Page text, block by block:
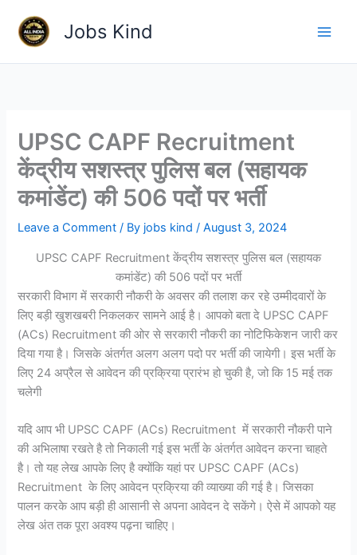
content
Jobs Kind
UPSC CAPF Recruitment
केंद्रीय सशस्त्र पुलिस बल (सहायक
कमांडेंट) की 506 पदों पर भर्ती
Leave a Comment / By jobs kind/August 3, 2024
UPSC CAPF Recruitment केंद्रीय सशस्त्र पुलिस बल (सहायक
कमांडेंट) की 506 पदों पर भर्ती
सरकारी विभाग में सरकारी नौकरी के अवसर की तलाश कर रहे उम्मीदवारों के
लिए बड़ी खुशखबरी निकलकर सामने आई है। आपको बता दे UPSC CAPF
(ACs) Recruitment की ओर से सरकारी नौकरी का नोटिफिकेशन जारी कर
दिया गया है। जिसके अंतर्गत अलग अलग पदो पर भर्ती की जायेगी। इस भर्ती के
लिए 24 अप्रैल से आवेदन की प्रक्रिया प्रारंभ हो चुकी है, जो कि 15 मई तक
चलेगी
यदि आप भी UPSC CAPF (ACs) Recruitment में सरकारी नौकरी पाने
की अभिलाषा रखते है तो निकाली गई इस भर्ती के अंतर्गत आवेदन करना चाहते
है। तो यह लेख आपके लिए है क्योंकि यहां पर UPSC CAPF (ACs)
Recruitment के लिए आवेदन प्रक्रिया की व्याख्या की गई है। जिसका
पालन करके आप बड़ी ही आसानी से अपना आवेदन दे सकेंगे। ऐसे में आपको यह
लेख अंत तक पूरा अवश्य पढ़ना चाहिए।